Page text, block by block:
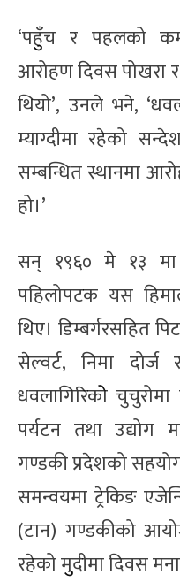
‘पहुुँच र पहलको
आरोहण दिवस पोखरा
थियो’, उनले भने,
म्याग्दीमा रहेको
सम्बन्धित स्थानमा
हो।’
सन् १९६० मे १३ मा
पहिलोपटक यस
थिए। डिम्बर्गरसहित
सेल्वर्ट, निमा
धवलागिरिकोे
पर्यटन तथा उद्योग
गण्डकी प्रदेशको
समन्वयमा ट्रेकिङ
(टान) गण्डकीको
रहेको मुुदीमा दिवस